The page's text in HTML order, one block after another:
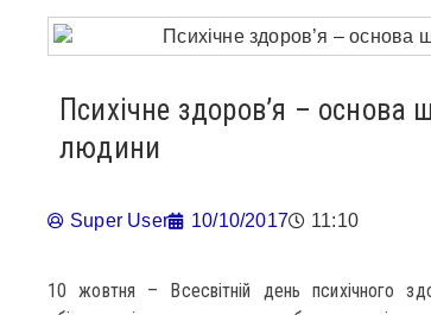
Психічне здоров’я – основа
людини
Super User 10/10/2017 11:10
10 жовтня – Всесвітній день психічного